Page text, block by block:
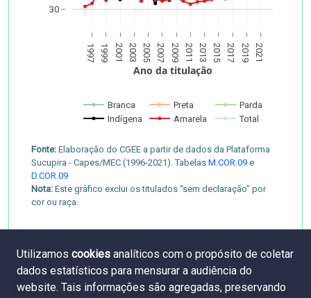
1997 1999 2001 2003 2005 2007 2009 2011 2013 2015 2017 2019 2021
30
Branca Preta
Parda
Indígena
Amarela Total
Ano da titulação
Fonte: Elaboração do CGEE a partir de dados da Plataforma
Sucupira - Capes/MEC (1996-2021). Tabelas M.COR.09 e
D.COR.09
Nota: Este gráfico exclui os titulados “sem declaração” por
cor ou raça.
Utilizamos cookies analíticos com o propósito de coletar
dados estatísticos para mensurar a audiência do
website. Tais informações são agregadas, preservando